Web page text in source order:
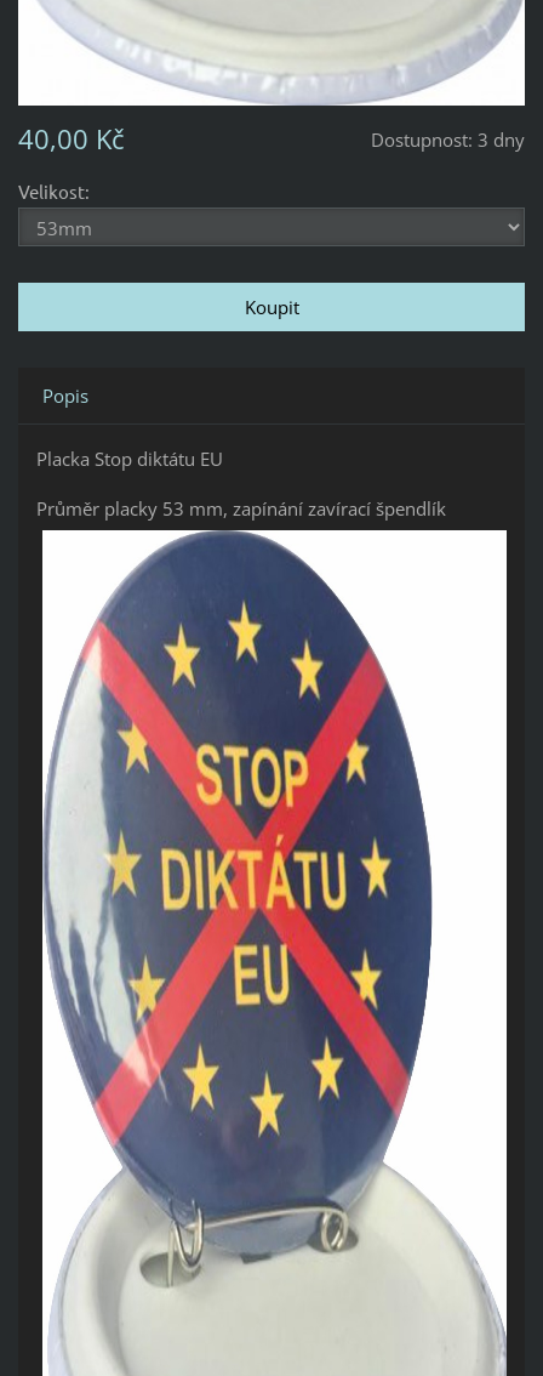
Dostupnost: 3 dny
40,00 Kč
Velikost:
Popis
Placka Stop diktátu EU
Průměr placky 53 mm, zapínání zavírací špendlík